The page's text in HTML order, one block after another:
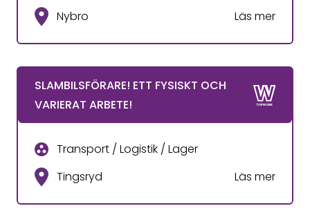
Nybro
Läs mer
SLAMBILSFÖRARE! ETT FYSISKT OCH
VARIERAT ARBETE!
Transport / Logistik / Lager
Tingsryd
Läs mer